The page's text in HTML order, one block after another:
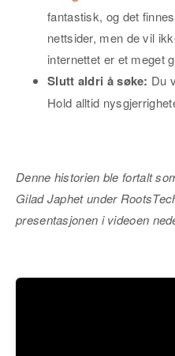
fantastisk, og det
nettsider, men de vil
internettet er et meget
Slutt aldri å søke: Du
Hold alltid
Denne historien ble fortalt
Gilad Japhet under
presentasjonen i videoen